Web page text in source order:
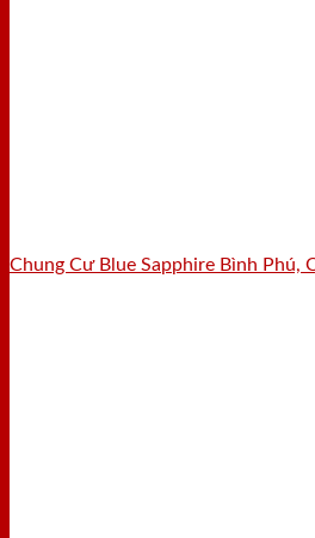
Chung Cư Blue Sapphire Bình Phú,